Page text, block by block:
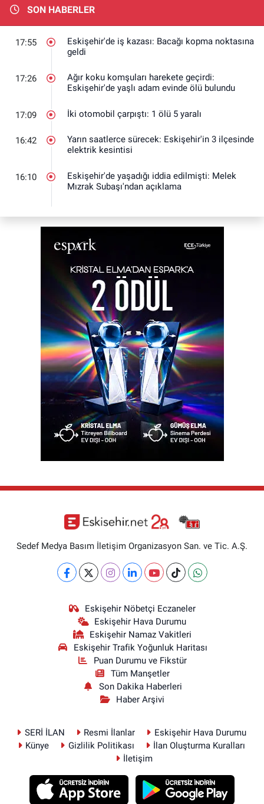
SON HABERLER
17:55
Eskişehir'de iş kazası: Bacağı kopma noktasına
geldi
17:26
Ağır koku komşuları harekete geçirdi:
Eskişehir'de yaşlı adam evinde ölü bulundu
17:09 İki otomobil çarpıştı: 1 ölü 5 yaralı
16:42
Yarın saatlerce sürecek: Eskişehir'in 3 ilçesinde
elektrik kesintisi
16:10
Eskişehir'de yaşadığı iddia edilmişti: Melek
Mızrak Subaşı'ndan açıklama
Sedef Medya Basım İletişim Organizasyon San. ve Tic. A.Ş.
Eskişehir Nöbetçi Eczaneler
Eskişehir Hava Durumu
Eskişehir Namaz Vakitleri
Eskişehir Trafik Yoğunluk Haritası
Puan Durumu ve Fikstür
Tüm Manşetler
Son Dakika Haberleri
Haber Arşivi
SERİ İLAN Resmi İlanlar
Eskişehir Hava Durumu
Künye
Gizlilik Politikası
İlan Oluşturma Kuralları
İletişim